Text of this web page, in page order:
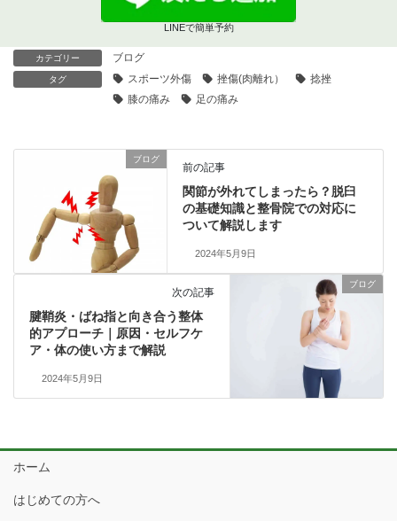
LINEで簡単予約
カテゴリー ブログ
タグ スポーツ外傷 挫傷(肉離れ）
捻挫
膝の痛み
足の痛み
ブログ
前の記事
関節が外れてしまったら？脱臼
の基礎知識と整骨院での対応に
ついて解説します
2024年5月9日
ブログ
次の記事
腱鞘炎・ばね指と向き合う整体
的アプローチ｜原因・セルフケ
ア・体の使い方まで解説
2024年5月9日
ホーム
はじめての方へ